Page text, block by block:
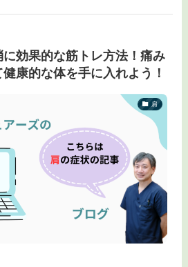
に効果的な筋トレ方法！痛み
康的な体を手に入れよう！
肩